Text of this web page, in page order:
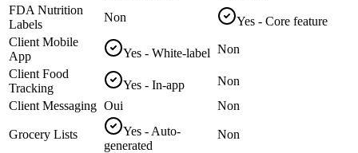
FDA Nutrition
Labels
Non
Yes - Core feature
Client Mobile
App
Yes - White-label Non
Client Food
Tracking
Yes - In-app
Non
Client Messaging Oui Non
Grocery Lists
Yes - Auto-
generated
Non